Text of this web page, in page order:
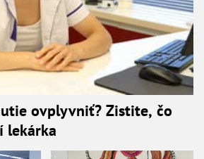
ovplyvniť? Zistite, čo
lekárka